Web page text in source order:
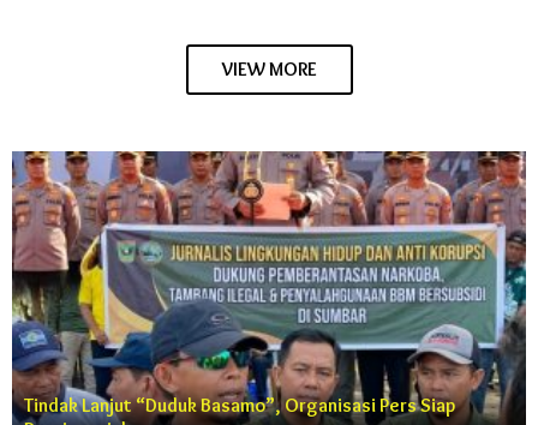
VIEW MORE
Tindak Lanjut “Duduk Basamo”, Organisasi Pers Siap